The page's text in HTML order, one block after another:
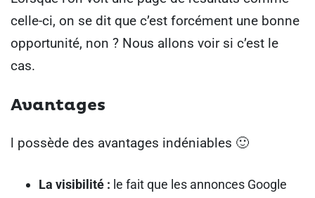
celle-ci, on se dit que c’est forcément une bonne
opportunité, non ? Nous allons voir si c’est le
cas.
Avantages
l possède des avantages indéniables 🙂
La visibilité : le fait que les annonces Google